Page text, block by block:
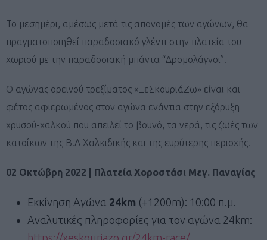
Το μεσημέρι, αμέσως μετά τις απονομές των αγώνων, θα
πραγματοποιηθεί παραδοσιακό γλέντι στην πλατεία του
χωριού με την παραδοσιακή μπάντα “Δρομολάγνοι”.
Ο αγώνας ορεινού τρεξίματος «ΞεΣκουριάΖω» είναι και
φέτος αφιερωμένος στον αγώνα ενάντια στην εξόρυξη
χρυσού-χαλκού που απειλεί το βουνό, τα νερά, τις ζωές των
κατοίκων της Β.Α Χαλκιδικής και της ευρύτερης περιοχής.
02 Οκτώβρη 2022 | Πλατεία Χοροστάσι Μεγ. Παναγίας
Εκκίνηση Αγώνα 24km (+1200m): 10:00 π.μ.
Αναλυτικές πληροφορίες για τον αγώνα 24km:
https://xeskouriazo.gr/24km-race/